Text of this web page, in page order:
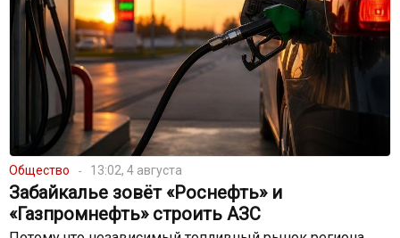
Общество 13:02, 4 августа
Забайкалье зовёт «Роснефть» и
«Газпромнефть» строить АЗС